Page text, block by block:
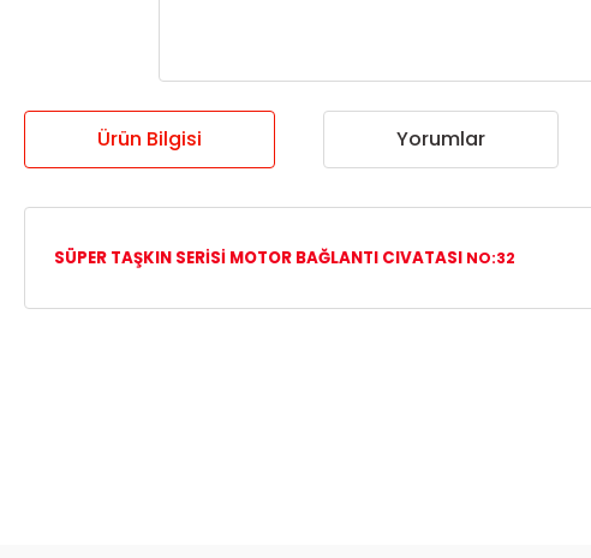
Ürün Bilgisi Yorumlar
SÜPER TAŞKIN SERİSİ MOTOR BAĞLANTI CIVATASI NO:32